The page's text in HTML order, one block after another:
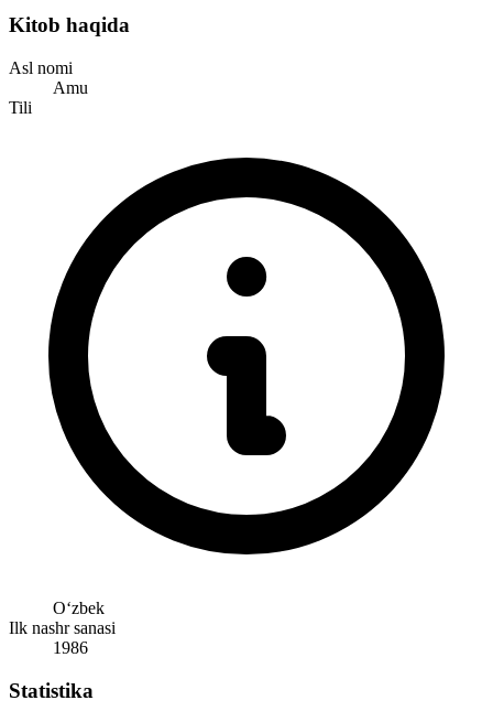
Kitob haqida
Asl nomi
Amu
Tili
Oʻzbek
Ilk nashr sanasi
1986
Statistika